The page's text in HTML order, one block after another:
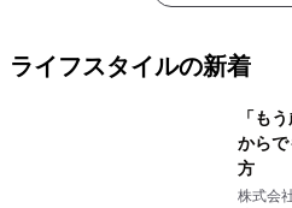
ライフスタイルの新着
「も
からで
方
株式会